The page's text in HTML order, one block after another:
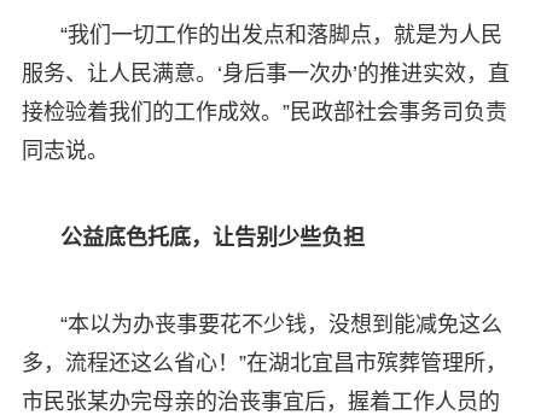
“我们一切工作的出发点和落脚点，就是为人民
服务、让人民满意。‘身后事一次办’的推进实效，直
接检验着我们的工作成效。”民政部社会事务司负责
同志说。
公益底色托底，让告别少些负担
“本以为办丧事要花不少钱，没想到能减免这么
多，流程还这么省心！”在湖北宜昌市殡葬管理所，
市民张某办完母亲的治丧事宜后，握着工作人员的